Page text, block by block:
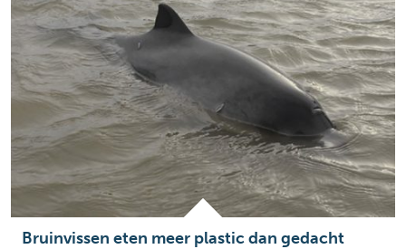
Bruinvissen eten meer plastic dan gedacht